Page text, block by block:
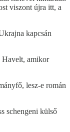
viszont újra itt, a
kapcsán
Havelt, amikor
lesz-e román
schengeni külső